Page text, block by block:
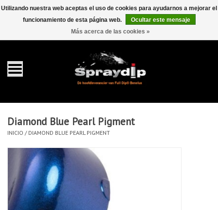
0 Artículos - €0,00
galón 4 liter
Spray 400ml
Completa dip sets
Dip pearls
accesorios Dippen
Diamond Blue Pearl Pigment
INICIO / DIAMOND BLUE PEARL PIGMENT
Utilizando nuestra web aceptas el uso de cookies para ayudarnos a mejorar el
funcionamiento de esta página web.
Ocultar este mensaje
Más acerca de las cookies »